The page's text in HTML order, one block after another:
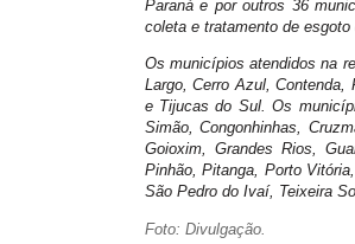
Paraná e por outros 36
coleta e tratamento de
Os municípios atendidos na
Largo, Cerro Azul, Contenda,
e Tijucas do Sul. Os
Simão, Congonhinhas,
Goioxim, Grandes Rios,
Pinhão, Pitanga, Porto
São Pedro do Ivaí, Teixeira
Foto: Divulgação.